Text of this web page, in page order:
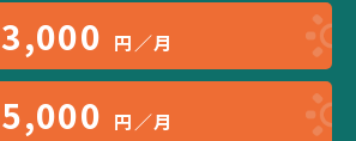
3,000 円／月
5,000 円／月